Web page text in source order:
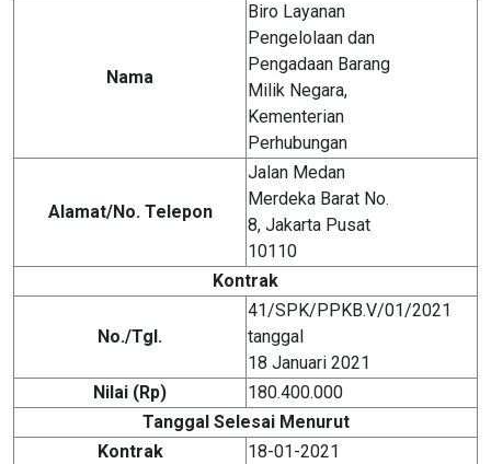
Nama
Biro Layanan
Pengelolaan dan
Pengadaan Barang
Milik Negara,
Kementerian
Perhubungan
Alamat/No. Telepon
Jalan Medan
Merdeka Barat No.
8, Jakarta Pusat
10110
Kontrak
No./Tgl.
41/SPK/PPKB.V/01/2021
tanggal
18 Januari 2021
Nilai (Rp)
180.400.000
Tanggal Selesai Menurut
Kontrak
18-01-2021